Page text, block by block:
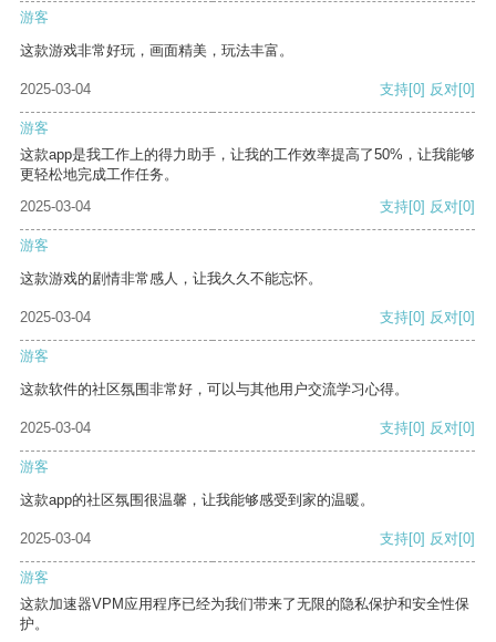
游客
这款游戏非常好玩，画面精美，玩法丰富。
2025-03-04 支持[0] 反对[0]
游客
这款app是我工作上的得力助手，让我的工作效率提高了50%，让我能够
更轻松地完成工作任务。
2025-03-04
支持[0] 反对[0]
游客
这款游戏的剧情非常感人，让我久久不能忘怀。
2025-03-04 支持[0] 反对[0]
游客
这款软件的社区氛围非常好，可以与其他用户交流学习心得。
2025-03-04 支持[0] 反对[0]
游客
这款app的社区氛围很温馨，让我能够感受到家的温暖。
2025-03-04 支持[0] 反对[0]
游客
这款加速器VPM应用程序已经为我们带来了无限的隐私保护和安全性保
护。